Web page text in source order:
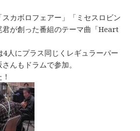
スカボロフェアー」「ミセスロビン
君が創った番組のテーマ曲「Heart
4人にプラス同じくレギュラーパー
んもドラムで参加。